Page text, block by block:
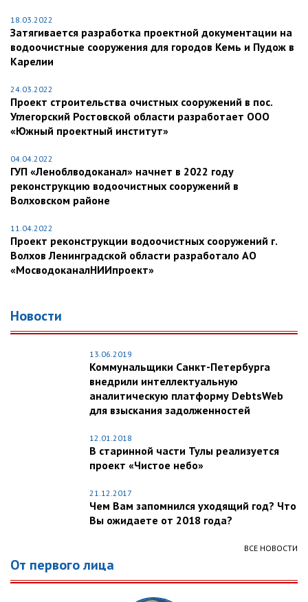
18.03.2022
Затягивается разработка проектной документации на
водоочистные сооружения для городов Кемь и Пудож в
Карелии
24.03.2022
Проект строительства очистных сооружений в пос.
Углегорский Ростовской области разработает ООО
«Южный проектный институт»
04.04.2022
ГУП «Леноблводоканал» начнет в 2022 году
реконструкцию водоочистных сооружений в
Волховском районе
11.04.2022
Проект реконструкции водоочистных сооружений г.
Волхов Ленинградской области разработало АО
«МосводоканалНИИпроект»
Новости
13.06.2019
Коммунальщики Санкт-Петербурга
внедрили интеллектуальную
аналитическую платформу DebtsWeb
для взыскания задолженностей
12.01.2018
В старинной части Тулы реализуется
проект «Чистое небо»
21.12.2017
Чем Вам запомнился уходящий год? Что
Вы ожидаете от 2018 года?
ВСЕ НОВОСТИ
От первого лица